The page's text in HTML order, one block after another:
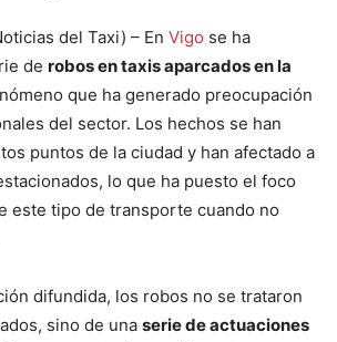
del Taxi) – En Vigo se ha
de robos en taxis aparcados en la
que ha generado preocupación
del sector. Los hechos se han
puntos de la ciudad y han afectado a
lo que ha puesto el foco
este tipo de transporte cuando no
difundida, los robos no se trataron
sino de una serie de actuaciones